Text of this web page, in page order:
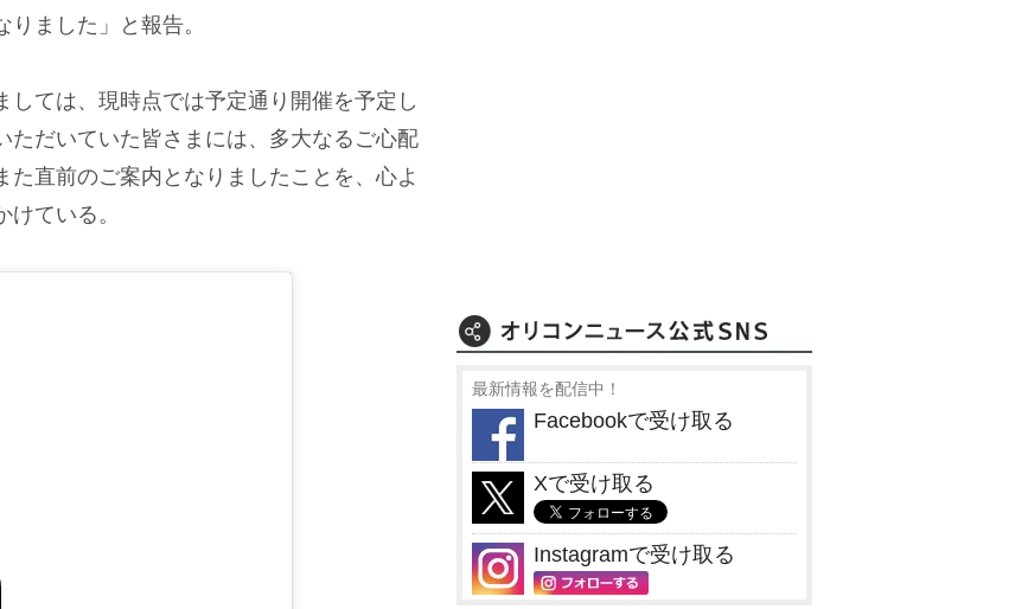
ました」と報告。
ては、現時点では予定通り開催を予定し
ただいていた皆さまには、多大なるご心配
た直前のご案内となりましたことを、心よ
ている。
最新情報を配信中！
Facebookで受け取る
Xで受け取る
Instagramで受け取る